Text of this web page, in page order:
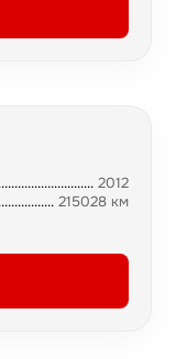
2012
215028 км